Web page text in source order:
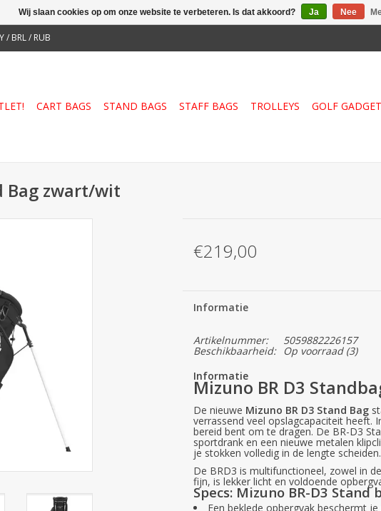
/ BRL/ RUB
CART BAGS STAND BAGS STAFF BAGS TROLLEYS GOLF
Bag zwart/wit
€219,00
Informatie
Artikelnummer: 5059882226157
Beschikbaarheid: Op voorraad(3)
Informatie
Mizuno BR D3
De nieuwe Mizuno BR D3 Stand Bag
verrassend veel opslagcapaciteit heeft.
bereid bent om te dragen. De BR-D3
sportdrank en een nieuwe metalen
je stokken volledig in de lengte scheiden.
De BRD3 is multifunctioneel, zowel in
fijn, is lekker licht en voldoende
Specs: Mizuno BR-D3 Stand
Een beklede opbergvak beschermt
Wij slaan cookies op om onze website te verbeteren. Is dat akkoord? Ja Nee